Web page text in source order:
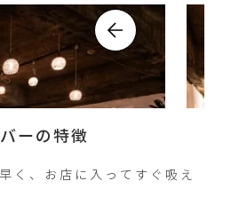
ーの特徴
く、お店に入ってすぐ吸え